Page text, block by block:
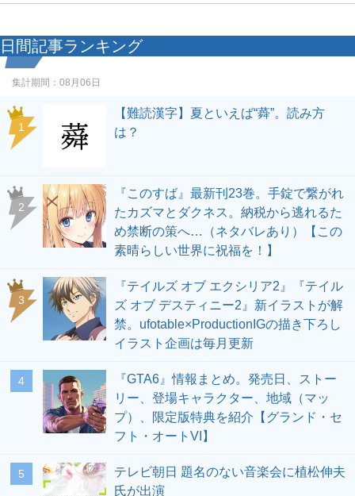
日間記事ランキング
集計期間： 08月06日
1
【難読漢字】夏といえば“蕣”。読み方
は？
2
『このすば』最新刊23巻。手錠で繋がれ
たカズマとダクネス。納税から逃れるた
め禁断の策へ…（ネタバレあり）【この
素晴らしい世界に祝福を！】
3
『テイルズ オブ エクシリア2』『テイル
ズ オブ デスティニー2』新イラストが解
禁。ufotable×ProductionIGの描き下ろし
イラスト企画は毎月更新
4
『GTA6』情報まとめ。発売日、ストー
リー、登場キャラクター、地域（マッ
プ）、限定版特典を紹介【グランド・セ
フト・オートVI】
5
テレビ朝日 題名のない音楽会に植松伸夫
氏が出演